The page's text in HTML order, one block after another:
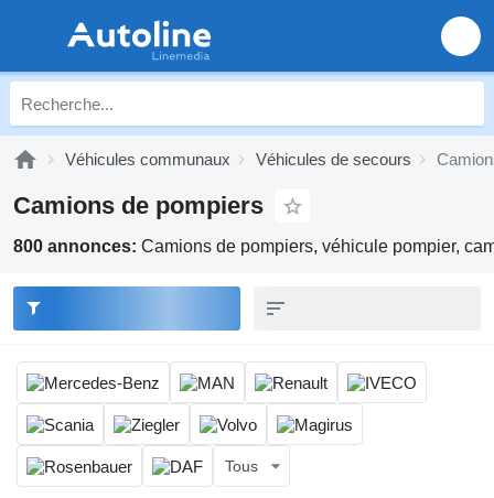
Véhicules communaux Véhicules de secours
Camions de pompiers
800 annonces: Camions de pompiers, véhicule pompier,
Tous